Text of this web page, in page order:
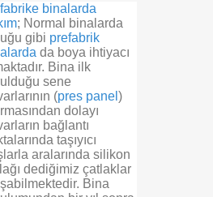
binalarda
; Normal binalarda
gibi prefabrik
da boya ihtiyacı
Bina ilk
sene
(pres panel )
dolayı
bağlantı
taşıyıcı
aralarında silikon
dediğimiz çatlaklar
Bina